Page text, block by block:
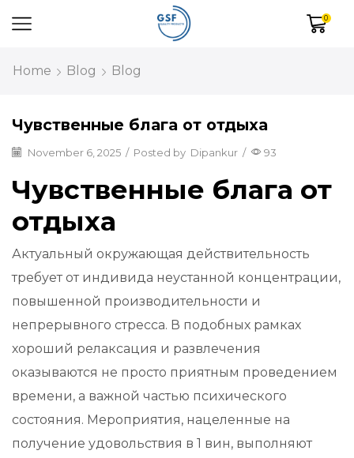
0
Home Blog Blog
Чувственные блага от отдыха
November 6, 2025 / Posted by Dipankur / 93
Чувственные блага от
отдыха
Актуальный окружающая действительность
требует от индивида неустанной концентрации,
повышенной производительности и
непрерывного стресса. В подобных рамках
хороший релаксация и развлечения
оказываются не просто приятным проведением
времени, а важной частью психического
состояния. Мероприятия, нацеленные на
получение удовольствия в 1 вин, выполняют